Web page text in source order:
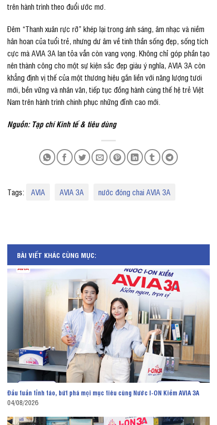
trên hành trình theo đuổi ước mơ.
Đêm “Thanh xuân rực rỡ” khép lại trong ánh sáng, âm nhạc và niềm
hân hoan của tuổi trẻ, nhưng dư âm về tinh thần sống đẹp, sống tích
cực mà AVIA 3A lan tỏa vẫn còn vang vọng. Không chỉ góp phần tạo
nên thành công cho một sự kiện sắc đẹp giàu ý nghĩa, AVIA 3A còn
khẳng định vị thế của một thương hiệu gắn liền với năng lượng tươi
mới, bền vững và nhân văn, tiếp tục đồng hành cùng thế hệ trẻ Việt
Nam trên hành trình chinh phục những đỉnh cao mới.
Nguồn: Tạp chí Kinh tế & tiêu dùng
Tags: AVIA AVIA 3A nước đóng chai AVIA 3A
BÀI VIẾT KHÁC CÙNG MỤC:
Đầu tuần tỉnh táo, bứt phá mọi mục tiêu cùng Nước I-ON Kiềm AVIA 3A
04/08/2026